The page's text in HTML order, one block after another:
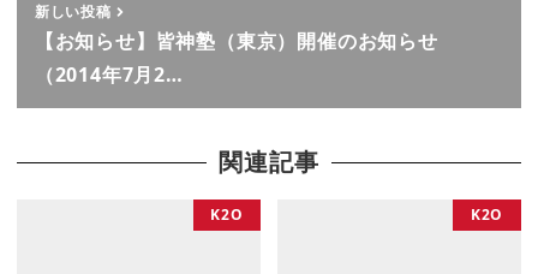
新しい投稿
【お知らせ】皆神塾（東京）開催のお知らせ
（2014年7月2…
関連記事
K2O K2O